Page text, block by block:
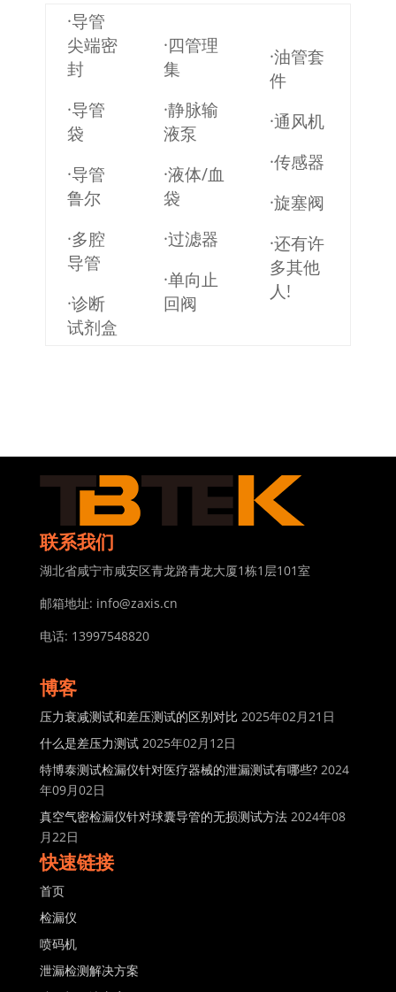
·导管
尖端密
封
·导管
袋
·导管
鲁尔
·多腔
导管
·诊断
试剂盒
·四管理
集
·静脉输
液泵
·液体/血
袋
·过滤器
·单向止
回阀
·油管套
件
·通风机
·传感器
·旋塞阀
·还有许
多其他
人!
联系我们
湖北省咸宁市咸安区青龙路青龙大厦1栋1层101室
邮箱地址: info@zaxis.cn
电话: 13997548820
博客
压力衰减测试和差压测试的区别对比 2025年02月21日
什么是差压力测试 2025年02月12日
特博泰测试检漏仪针对医疗器械的泄漏测试有哪些? 2024
年09月02日
真空气密检漏仪针对球囊导管的无损测试方法 2024年08
月22日
快速链接
首页
检漏仪
喷码机
泄漏检测解决方案